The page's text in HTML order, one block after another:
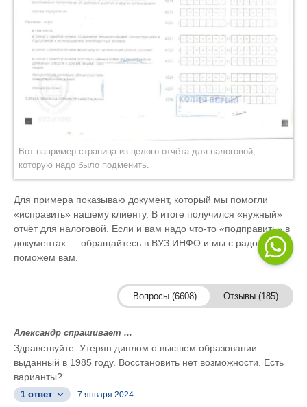
Вот например страница из целого отчёта для налоговой,
которую надо было подменить.
Для примера показываю документ, который мы помогли
«исправить» нашему клиенту. В итоге получился «нужный»
отчёт для налоговой. Если и вам надо что-то «подправить» в
документах — обращайтесь в ВУЗ ИНФО и мы с радостью
поможем вам.
Вопросы (6608) Отзывы (185)
Александр спрашивает ...
Здравствуйте. Утерян диплом о высшем образовании
выданный в 1985 году. Восстановить нет возможности. Есть
варианты?
1 ответ 7 января 2024